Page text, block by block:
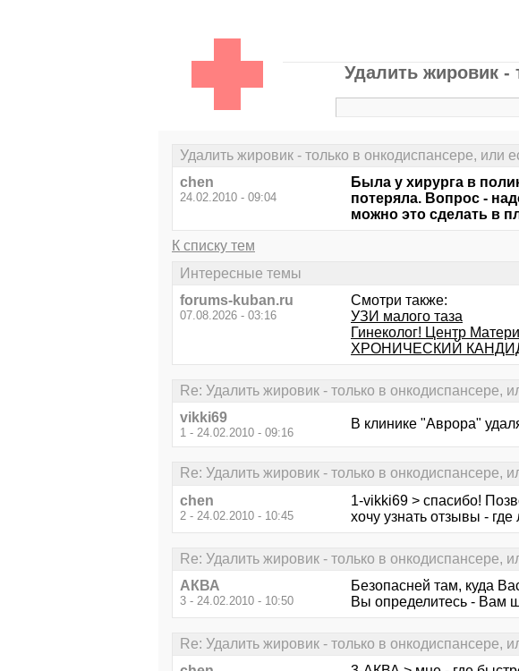
Удалить жировик -
Удалить жировик - только в онкодиспансере, или
chen
24.02.2010 - 09:04
Была у хирурга в
потеряла. Вопрос -
можно это сделать в
К списку тем
Интересные темы
forums-kuban.ru
07.08.2026 - 03:16
Смотри также:
УЗИ малого таза
Гинеколог! Центр
ХРОНИЧЕСКИЙ
Re: Удалить жировик - только в онкодиспансере,
vikki69
1 - 24.02.2010 - 09:16
В клинике "Аврора"
Re: Удалить жировик - только в онкодиспансере,
chen
2 - 24.02.2010 - 10:45
1-vikki69 > спасибо!
хочу узнать отзывы -
Re: Удалить жировик - только в онкодиспансере,
АКВА
3 - 24.02.2010 - 10:50
Безопасней там, куда
Вы определитесь - Вам
Re: Удалить жировик - только в онкодиспансере,